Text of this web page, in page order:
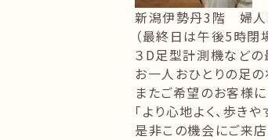
新潟伊勢丹3階 婦人
（最終日は午後5時閉
３D足型計測機など
お一人おひとりの足
またご希望のお客様
「より心地よく、歩き
是非この機会にご来店